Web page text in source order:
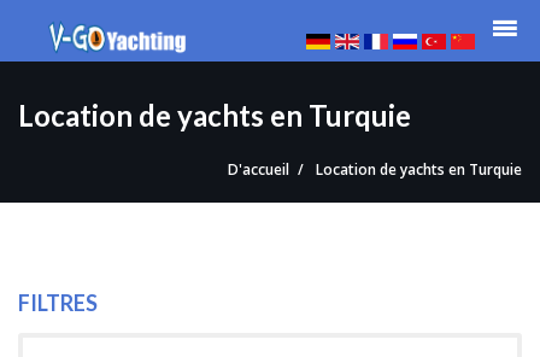
Location de yachts en Turquie
D'accueil Location de yachts en Turquie
FILTRES